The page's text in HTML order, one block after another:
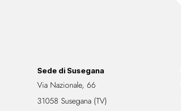
Sede di Susegana
Via Nazionale, 66
31058 Susegana (TV)